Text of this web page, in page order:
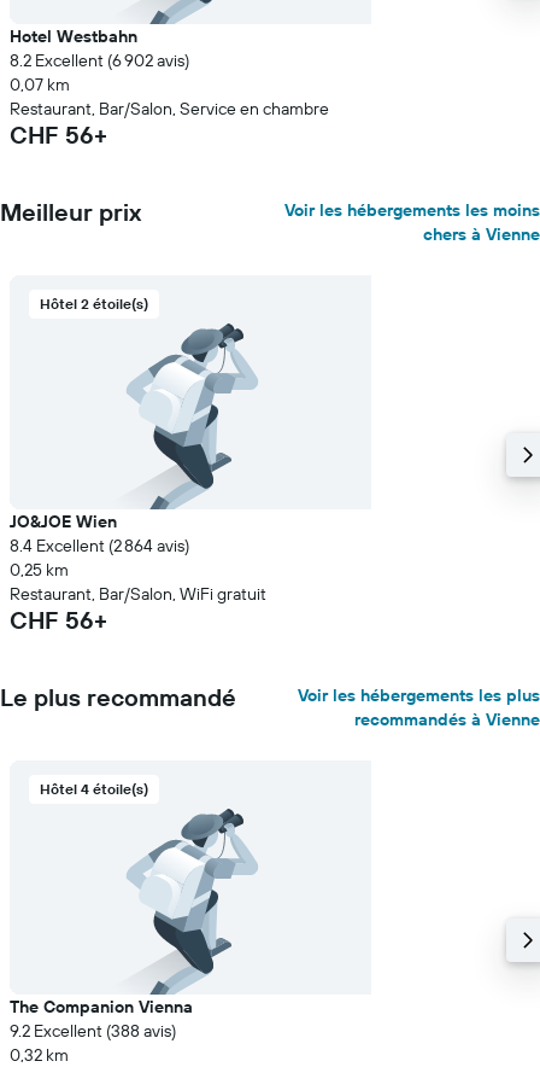
Hotel Westbahn
8.2 Excellent (6 902 avis)
0,07 km
Restaurant, Bar/Salon, Service en chambre
CHF 56+
Meilleur prix
Voir les hébergements les moins
chers à Vienne
Hôtel 2 étoile(s)
JO&JOE Wien
8.4 Excellent (2 864 avis)
0,25 km
Restaurant, Bar/Salon, WiFi gratuit
CHF 56+
Le plus recommandé
Voir les hébergements les plus
recommandés à Vienne
Hôtel 4 étoile(s)
The Companion Vienna
9.2 Excellent (388 avis)
0,32 km